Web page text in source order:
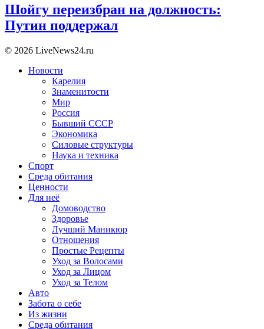
Шойгу переизбран на должность:
Путин поддержал
© 2026 LiveNews24.ru
Новости
Карелия
Знаменитости
Мир
Россия
Бывший СССР
Экономика
Силовые структуры
Наука и техника
Спорт
Среда обитания
Ценности
Для неё
Домоводство
Здоровье
Лучший Маникюр
Отношения
Простые Рецепты
Уход за Волосами
Уход за Лицом
Уход за Телом
Авто
Забота о себе
Из жизни
Среда обитания